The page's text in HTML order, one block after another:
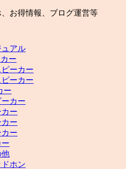
お得情報、ブログ運営等
アル
ー
ーカー
ーカー
ー
カー
ー
ー
ー
他
ホン